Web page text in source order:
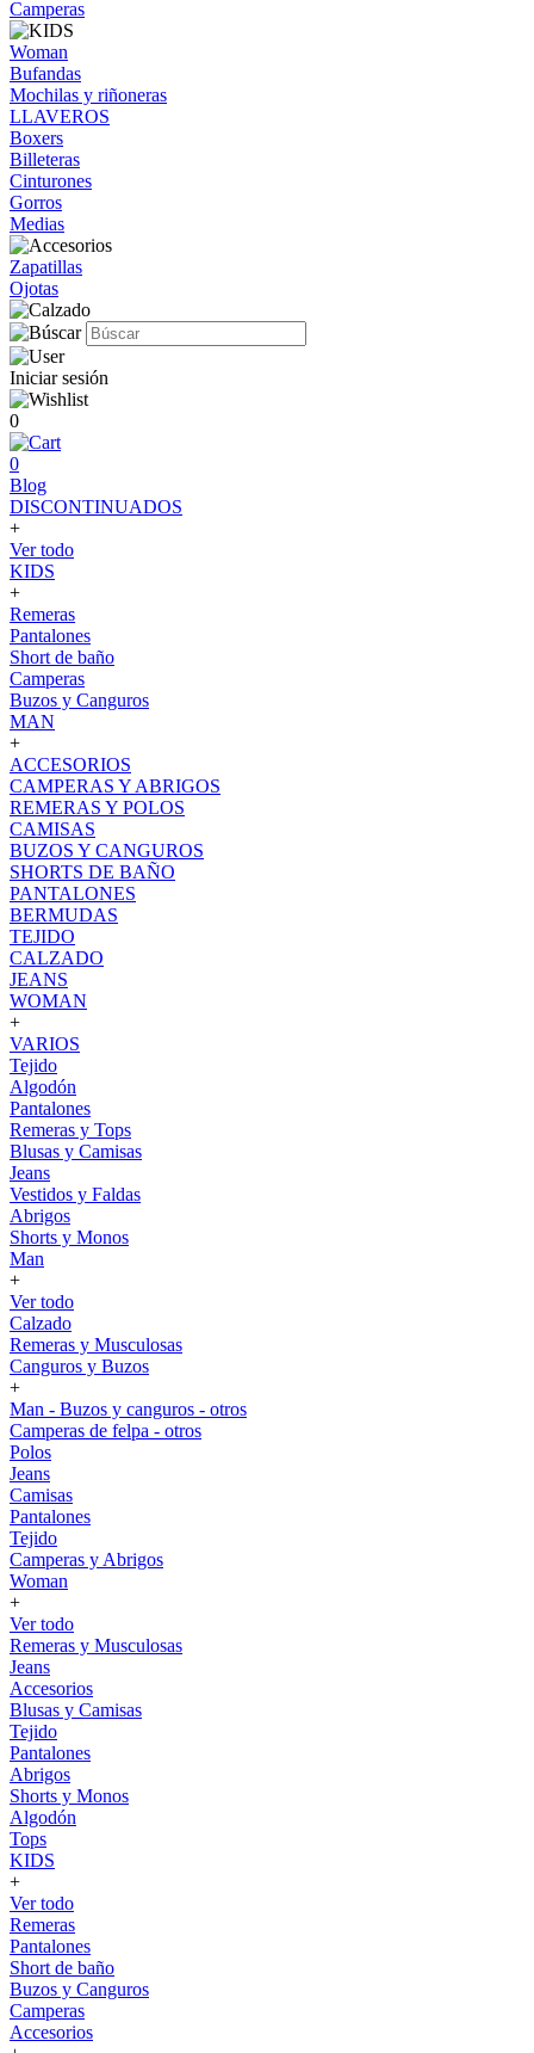
Camperas
Woman
Bufandas
Mochilas y riñoneras
LLAVEROS
Boxers
Billeteras
Cinturones
Gorros
Medias
Zapatillas
Ojotas
Iniciar sesión
0
0
Blog
DISCONTINUADOS
+
Ver todo
KIDS
+
Remeras
Pantalones
Short de baño
Camperas
Buzos y Canguros
MAN
+
ACCESORIOS
CAMPERAS Y ABRIGOS
REMERAS Y POLOS
CAMISAS
BUZOS Y CANGUROS
SHORTS DE BAÑO
PANTALONES
BERMUDAS
TEJIDO
CALZADO
JEANS
WOMAN
+
VARIOS
Tejido
Algodón
Pantalones
Remeras y Tops
Blusas y Camisas
Jeans
Vestidos y Faldas
Abrigos
Shorts y Monos
Man
+
Ver todo
Calzado
Remeras y Musculosas
Canguros y Buzos
+
Man - Buzos y canguros - otros
Camperas de felpa - otros
Polos
Jeans
Camisas
Pantalones
Tejido
Camperas y Abrigos
Woman
+
Ver todo
Remeras y Musculosas
Jeans
Accesorios
Blusas y Camisas
Tejido
Pantalones
Abrigos
Shorts y Monos
Algodón
Tops
KIDS
+
Ver todo
Remeras
Pantalones
Short de baño
Buzos y Canguros
Camperas
Accesorios